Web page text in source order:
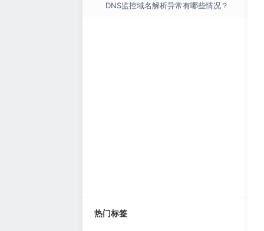
DNS监控域名解析异常有哪些情况？
热门标签